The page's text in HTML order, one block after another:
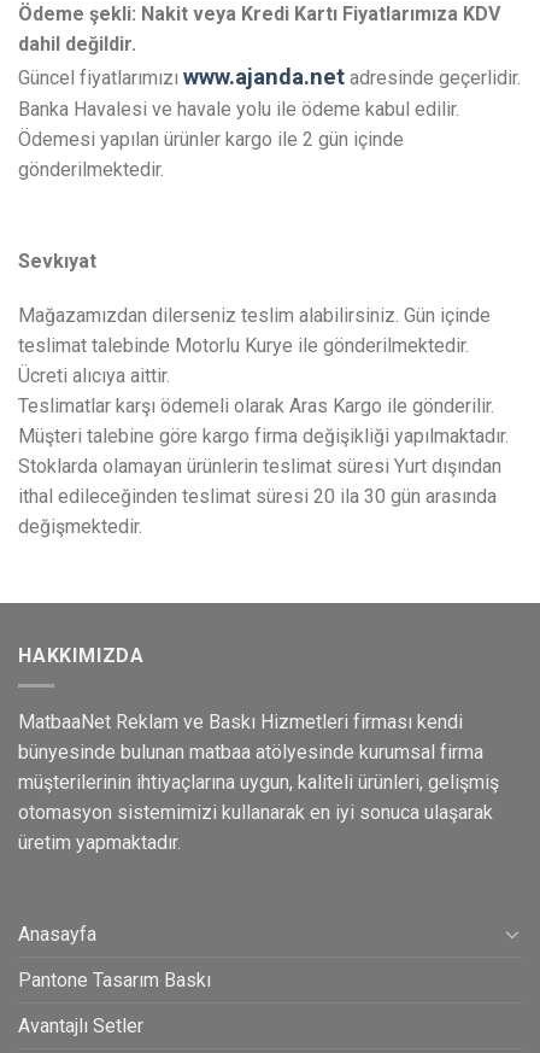
Ödeme şekli: Nakit veya Kredi Kartı Fiyatlarımıza KDV
dahil değildir.
Güncel fiyatlarımızı www.ajanda.net adresinde geçerlidir.
Banka Havalesi ve havale yolu ile ödeme kabul edilir.
Ödemesi yapılan ürünler kargo ile 2 gün içinde
gönderilmektedir.
Sevkıyat
Mağazamızdan dilerseniz teslim alabilirsiniz. Gün içinde
teslimat talebinde Motorlu Kurye ile gönderilmektedir.
Ücreti alıcıya aittir.
Teslimatlar karşı ödemeli olarak Aras Kargo ile gönderilir.
Müşteri talebine göre kargo firma değişikliği yapılmaktadır.
Stoklarda olamayan ürünlerin teslimat süresi Yurt dışından
ithal edileceğinden teslimat süresi 20 ila 30 gün arasında
değişmektedir.
HAKKIMIZDA
MatbaaNet Reklam ve Baskı Hizmetleri firması kendi
bünyesinde bulunan matbaa atölyesinde kurumsal firma
müşterilerinin ihtiyaçlarına uygun, kaliteli ürünleri, gelişmiş
otomasyon sistemimizi kullanarak en iyi sonuca ulaşarak
üretim yapmaktadır.
Anasayfa
Pantone Tasarım Baskı
Avantajlı Setler